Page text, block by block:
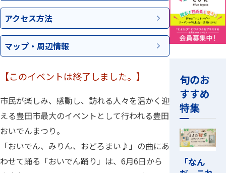
アクセス方法
マップ・ 周辺情報
【このイベントは終了しました。】
市民が楽しみ、感動し、訪れる人々を温かく迎
える豊田市最大のイベントとして行われる豊田
おいでんまつり。
「おいでん、みりん、おどろまい♪」の曲にあ
わせて踊る「おいでん踊り」は、6月6日から
旬のお
すすめ
特集
「なん